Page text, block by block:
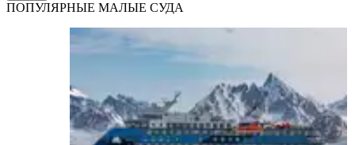
ПОПУЛЯРНЫЕ МАЛЫЕ СУДА